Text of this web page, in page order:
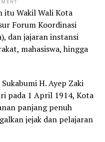
itu Wakil Wali Kota
Forum Koordinasi
dan jajaran instansi
mahasiswa, hingga
H. Ayep Zaki
pada 1 April 1914, Kota
panjang penuh
jejak dan pelajaran